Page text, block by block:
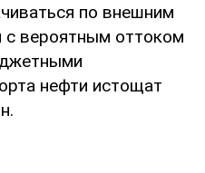
по внешним
с вероятным оттоком
нефти истощат